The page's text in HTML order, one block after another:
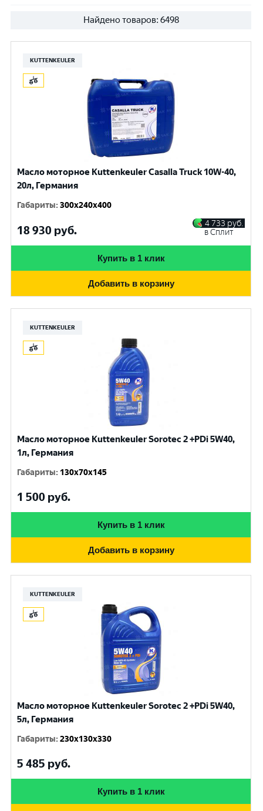
Найдено товаров: 6498
KUTTENKEULER
Масло моторное Kuttenkeuler Casalla Truck 10W-40,
20л, Германия
Габариты:300x240x400
18 930 руб.
4 733 руб.
в Сплит
Купить в 1 клик
Добавить в корзину
KUTTENKEULER
Масло моторное Kuttenkeuler Sorotec 2 +PDi 5W40,
1л, Германия
Габариты: 130x70x145
1 500 руб.
Купить в 1 клик
Добавить в корзину
KUTTENKEULER
Масло моторное Kuttenkeuler Sorotec 2 +PDi 5W40,
5л, Германия
Габариты:230x130x330
5 485 руб.
Купить в 1 клик